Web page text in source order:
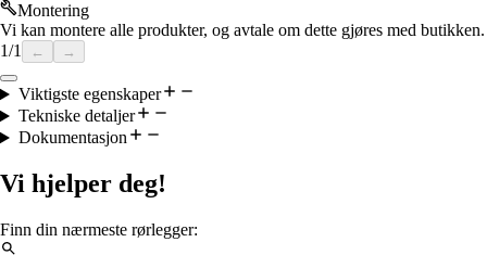
Montering
Vi kan montere alle produkter, og avtale om dette gjøres med butikken.
1/1 ← →
Viktigste egenskaper
Tekniske detaljer
Dokumentasjon
Vi hjelper deg!
Finn din nærmeste rørlegger: